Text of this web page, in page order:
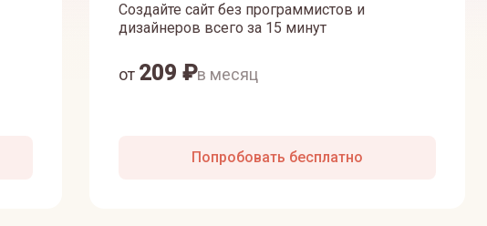
Создайте сайт без программистов и
дизайнеров всего за 15 минут
от 209 ₽в месяц
Попробовать бесплатно